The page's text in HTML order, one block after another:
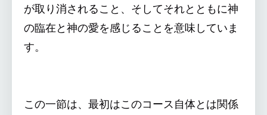
が取り消されること、そしてそれとともに神
の臨在と神の愛を感じることを意味していま
す。
この一節は、最初はこのコース自体とは関係